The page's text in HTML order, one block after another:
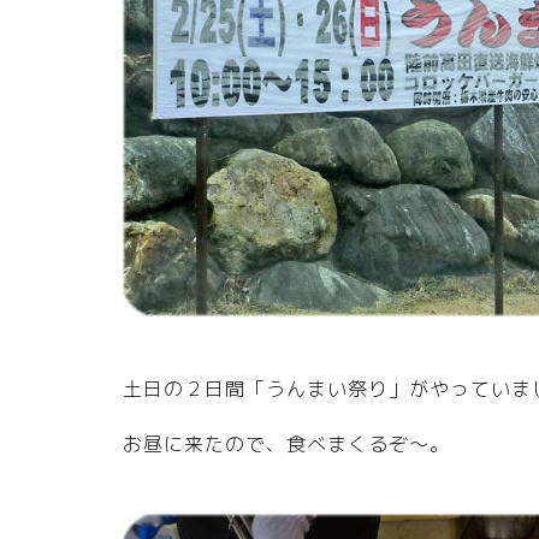
土日の２日間「うんまい祭り」がやっていま
お昼に来たので、食べまくるぞ～。